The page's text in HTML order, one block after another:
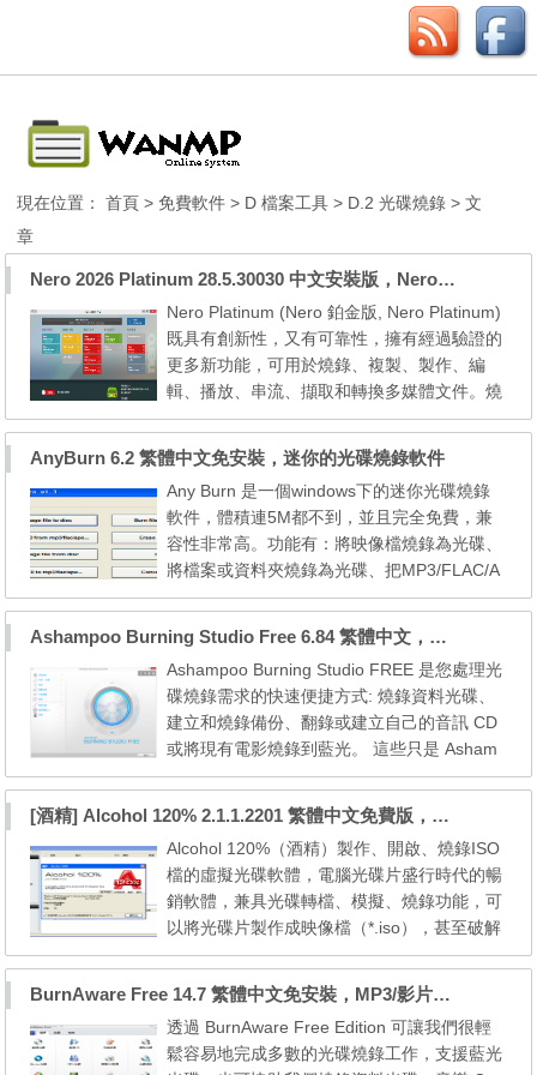
現在位置：首頁 >免費軟件 > D 檔案工具 > D.2 光碟燒錄 > 文
章
Nero 2026 Platinum 28.5.30030 中文安裝版，Nero公司的全功能多媒體燒錄轉檔軟體
Nero Platinum (Nero 鉑金版, Nero Platinum)
既具有創新性，又有可靠性，擁有經過驗證的
更多新功能，可用於燒錄、複製、製作、編
輯、播放、串流、擷取和轉換多媒體文件。燒
錄與複製：無論您要處理音樂 CD、DVD 或 Bl
u-ray Discs™ 的電影、家庭活動的專業照
片，還是最近一次在晚上逛街的快照，Nero P
latinum 都可以幫助您燒錄、複製和製作您寶
貴的媒體和內容的備份。製作與編輯：從手
機、平板電腦或相機導...
AnyBurn 6.2 繁體中文免安裝，迷你的光碟燒錄軟件
Any Burn 是一個windows下的迷你光碟燒錄
軟件，體積連5M都不到，並且完全免費，兼
容性非常高。功能有：將映像檔燒錄為光碟、
將檔案或資料夾燒錄為光碟、把MP3/FLAC/A
PE檔案燒錄為音樂光碟、抹除可覆寫式光
（把音樂光碟轉成MP3/FLAC/APE檔案）、映
像檔格式轉換（轉為ISO、BIN）、將檔案或
資料夾製作成映像檔、檢視燒錄機或光碟資
訊。 在最近的新版本還加入了[製...
Ashampoo Burning Studio Free 6.84 繁體中文，免費中文燒錄軟體
Ashampoo Burning Studio FREE 是您處理光
碟燒錄需求的快速便捷方式: 燒錄資料光碟、
建立和燒錄備份、翻錄或建立自己的音訊 CD
或將現有電影燒錄到藍光。 這些只是 Asham
poo Burning Studio FREE 的眾多功能中的一
處理既簡單又合乎邏輯。 Ashampoo Burning
Studio Free is a useful disc burner. With this
multimedia tool, you can burn data onto a D
VD or C...
[酒精] Alcohol 120% 2.1.1.2201 繁體中文免費版，老牌的虛擬光碟軟體
Alcohol 120%（酒精）製作、開啟、燒錄ISO
檔的虛擬光碟軟體，電腦光碟片盛行時代的暢
銷軟體，兼具光碟轉檔、模擬、燒錄功能，可
以將光碟片製作成映像檔（*.iso），甚至破解
某些光碟防拷機制，支援的可讀取光碟映像檔
格式也相當多，包括：MDS、ISO、BWT、B
5T、B6T、CCD、ISZ、CUE、CDI、PDI、N
RG。 免費版功能上的限制：只能模擬2個虛
擬裝置、只支援1個實體光碟機。 注意：安裝
BurnAware Free 14.7 繁體中文免安裝，MP3/影片燒錄工具
透過 BurnAware Free Edition 可讓我們很輕
鬆容易地完成多數的光碟燒錄工作，支援藍光